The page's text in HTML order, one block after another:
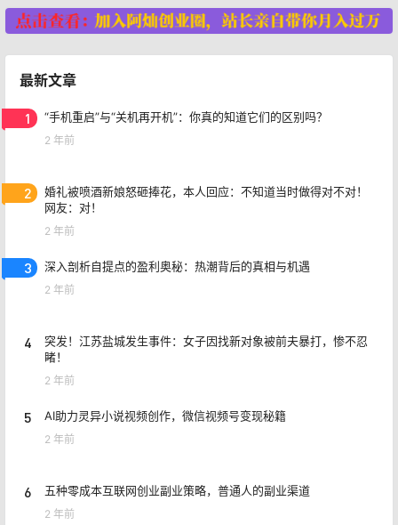
最新文章
1 “手机重启”与“关机再开机”：你真的知道它们的区别吗？
2 年前
2
婚礼被喷酒新娘怒砸捧花，本人回应：不知道当时做得对不对！
网友：对！
2 年前
3 深入剖析自提点的盈利奥秘：热潮背后的真相与机遇
2 年前
4
突发！江苏盐城发生事件：女子因找新对象被前夫暴打，惨不忍
睹！
2 年前
5 AI助力灵异小说视频创作，微信视频号变现秘籍
2 年前
6 五种零成本互联网创业副业策略，普通人的副业渠道
2 年前